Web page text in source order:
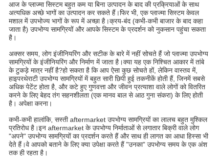
आज के प्लाज्मा सिस्टम बहुत कम या बिना उत्पादन के बाद की प्रक्रियाओं के साथ
अत्यधिक अच्छे भागों का उत्पादन कर सकते हैं।फिर भी, एक प्लाज्मा सिस्टम केवल
मशाल में उपभोज्य भागों के रूप में अच्छा है।क्रय-बंद (कभी-कभी बाजार के बाद कहा
जाता है) उपभोग्य सामग्रियों और आपके सिस्टम के प्रदर्शन को नुकसान पहुंचा सकता
है।
अक्सर समय, लोग इंजीनियरिंग और सटीक के बारे में नहीं सोचते हैं जो प्लाज्मा उपभोग्य
सामग्रियों के इंजीनियरिंग और निर्माण में जाता है।क्या यह एक निश्चित आकार में तांबे
के टुकड़े मात्र नहीं है?हो सकता है कि आप ऐसा कुछ सोचते हों, लेकिन वास्तव में,
हाइपरथेराटी उपभोग्य सामग्रियों में बहुत सारी छिपी हुई तकनीकें होती हैं, जिनमें सबसे
अधिक पेटेंट होता है, और कटे हुए गुणवत्ता और जीवन प्रत्याशा वाले लोगों को वितरित
करने के लिए बेहद तंग सहनशीलता (एक मानव बाल से आठ गुना संकरा) के लिए होती
है। अपेक्षा करना।
कभी-कभी हालांकि, सस्ती aftermarket उपभोग्य सामग्रियों का लालच बहुत मुश्किल
प्रतिरोध है।इन aftermarket के उपभोग्य निर्माताओं से लगातार बिक्री वाले लोग
"अपने" उपभोग्य सामग्रियों का प्रदर्शन करते हैं और साथ ही लागत का आधा हिस्सा भी
देते हैं।वे आपको बताने के लिए क्या उपेक्षा करते हैं "उनका" उपभोग्य समय के एक अंश
तक ही रहता है।